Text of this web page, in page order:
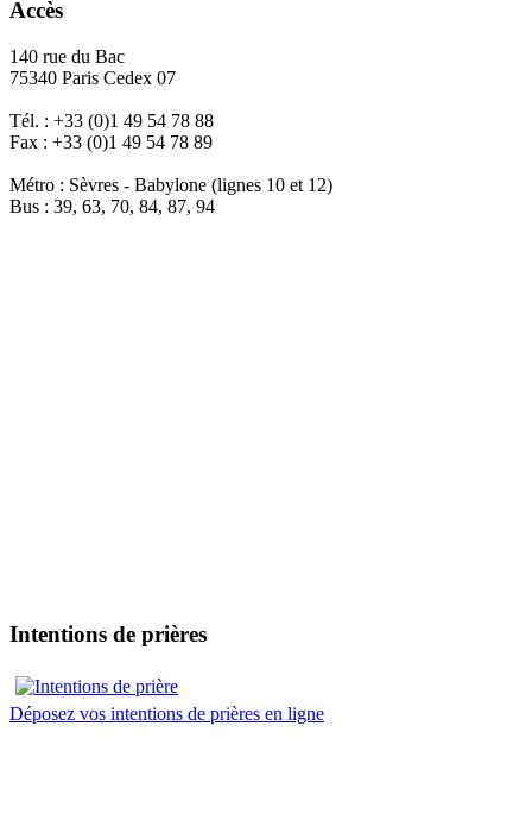
Accès
140 rue du Bac
75340 Paris Cedex 07
Tél. : +33 (0)1 49 54 78 88
Fax : +33 (0)1 49 54 78 89
Métro : Sèvres - Babylone (lignes 10 et 12)
Bus : 39, 63, 70, 84, 87, 94
Intentions de prières
Déposez vos intentions de prières en ligne